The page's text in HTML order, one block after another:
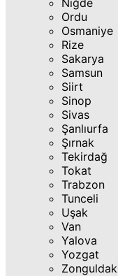
Niğde
Ordu
Osmaniye
Rize
Sakarya
Samsun
Siirt
Sinop
Sivas
Şanlıurfa
Şırnak
Tekirdağ
Tokat
Trabzon
Tunceli
Uşak
Van
Yalova
Yozgat
Zonguldak